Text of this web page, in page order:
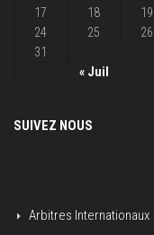
« Juil
17
18 19
24
25 26
31
SUIVEZ NOUS
Arbitres Internationaux